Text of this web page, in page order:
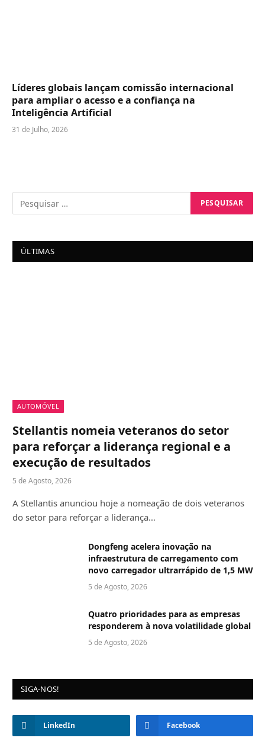
Líderes globais lançam comissão internacional
para ampliar o acesso e a confiança na
Inteligência Artificial
31 de Julho, 2026
ÚLTIMAS
AUTOMÓVEL
Stellantis nomeia veteranos do setor
para reforçar a liderança regional e a
execução de resultados
5 de Agosto, 2026
A Stellantis anunciou hoje a nomeação de dois veteranos
do setor para reforçar a liderança…
Dongfeng acelera inovação na
infraestrutura de carregamento com
novo carregador ultrarrápido de 1,5 MW
5 de Agosto, 2026
Quatro prioridades para as empresas
responderem à nova volatilidade global
5 de Agosto, 2026
SIGA-NOS!
LinkedIn Facebook